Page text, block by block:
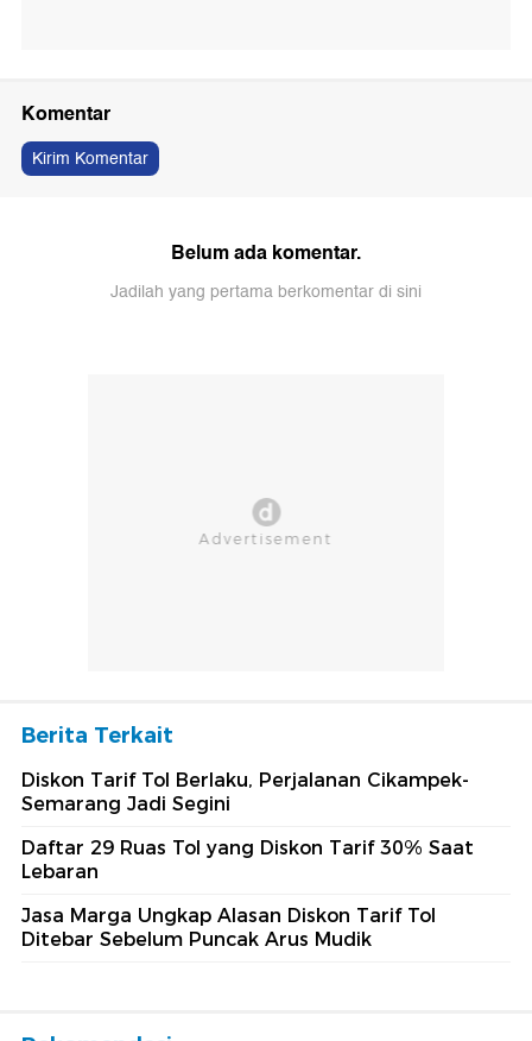
Komentar
Kirim Komentar
Belum ada komentar.
Jadilah yang pertama berkomentar di sini
Berita Terkait
Diskon Tarif Tol Berlaku, Perjalanan Cikampek-
Semarang Jadi Segini
Daftar 29 Ruas Tol yang Diskon Tarif 30% Saat
Lebaran
Jasa Marga Ungkap Alasan Diskon Tarif Tol
Ditebar Sebelum Puncak Arus Mudik